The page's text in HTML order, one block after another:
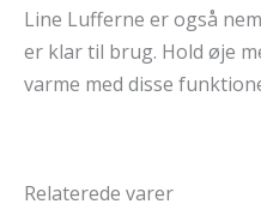
Line Lufferne er også
er klar til brug. Hold øje
varme med disse
Relaterede varer